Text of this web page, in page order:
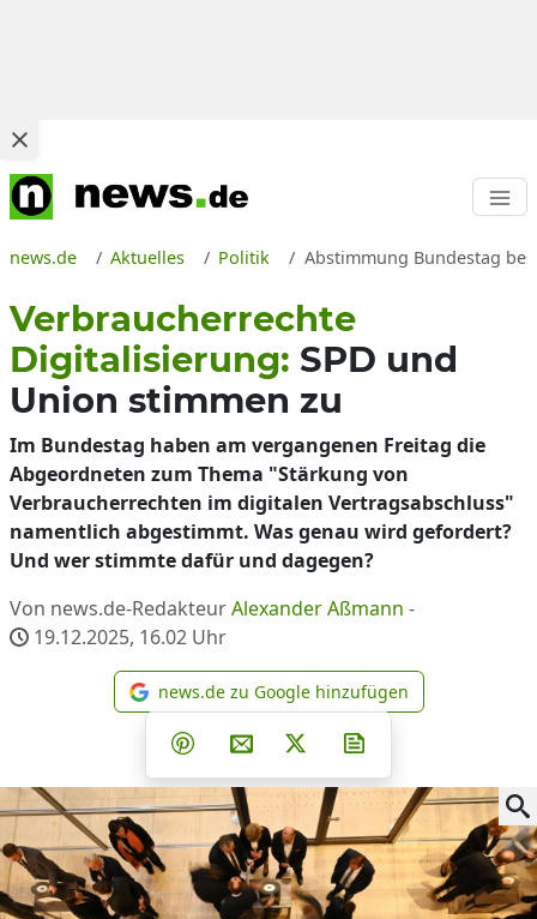
news.de Aktuelles Politik Abstimmung Bundestag
Verbraucherrechte
Digitalisierung: SPD und
Union stimmen zu
Im Bundestag haben am vergangenen Freitag die
Abgeordneten zum Thema "Stärkung von
Verbraucherrechten im digitalen Vertragsabschluss"
namentlich abgestimmt. Was genau wird gefordert?
Und wer stimmte dafür und dagegen?
Von news.de-RedakteurAlexander Aßmann -
19.12.2025, 16.02 Uhr
news.de zu Google
news.de zu Google hinzufügen
Teilen auf Facebook
Teilen auf Whatsapp
Teilen auf Telegram
Teilen auf Pinterest
Per E-Mail teilen
Post auf X